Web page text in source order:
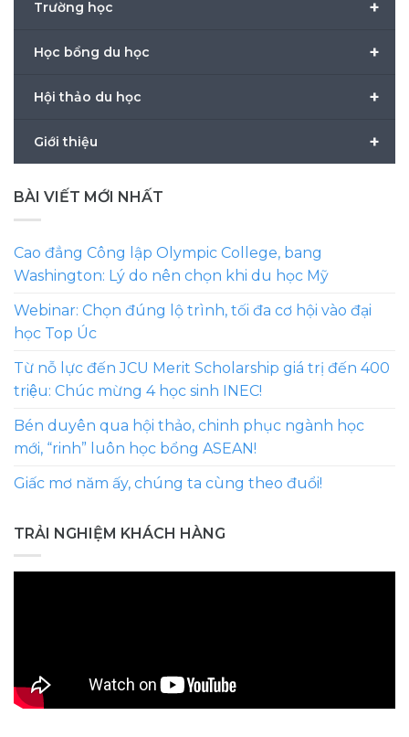
+
Trường học
+
Học bổng du học
+
Hội thảo du học
+
Giới thiệu
BÀI VIẾT MỚI NHẤT
Cao đẳng Công lập Olympic College, bang
Washington: Lý do nên chọn khi du học Mỹ
Webinar: Chọn đúng lộ trình, tối đa cơ hội vào đại
học Top Úc
Từ nỗ lực đến JCU Merit Scholarship giá trị đến 400
triệu: Chúc mừng 4 học sinh INEC!
Bén duyên qua hội thảo, chinh phục ngành học
mới, “rinh” luôn học bổng ASEAN!
Giấc mơ năm ấy, chúng ta cùng theo đuổi!
TRẢI NGHIỆM KHÁCH HÀNG